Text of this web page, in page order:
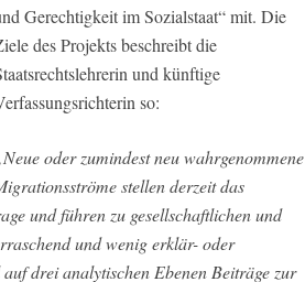
Gerechtigkeit im Sozialstaat“ mit. Die
des Projekts beschreibt die
und künftige
so:
oder zumindest neu wahrgenommene
stellen derzeit das
und führen zu gesellschaftlichen und
und wenig erklär- oder
drei analytischen Ebenen Beiträge zur